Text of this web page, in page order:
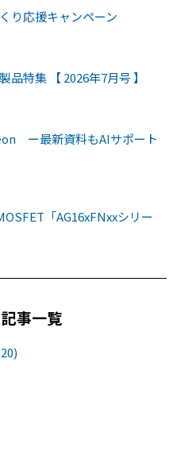
り応援キャンペーン
特集 【 2026年7月号 】
ー最新資料もAIサポート
「AG16xFNxxシリー
事一覧